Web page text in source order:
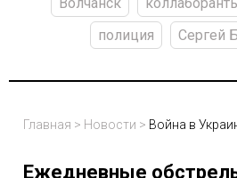
полиция
Сергей
Главная > Новости > Война в
Ежедневные